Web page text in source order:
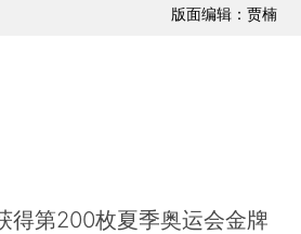
版面编辑：贾楠
得第200枚夏季奥运会金牌